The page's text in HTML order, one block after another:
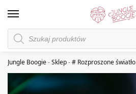
Jungle Boogie-Sklep-# Rozproszone światło